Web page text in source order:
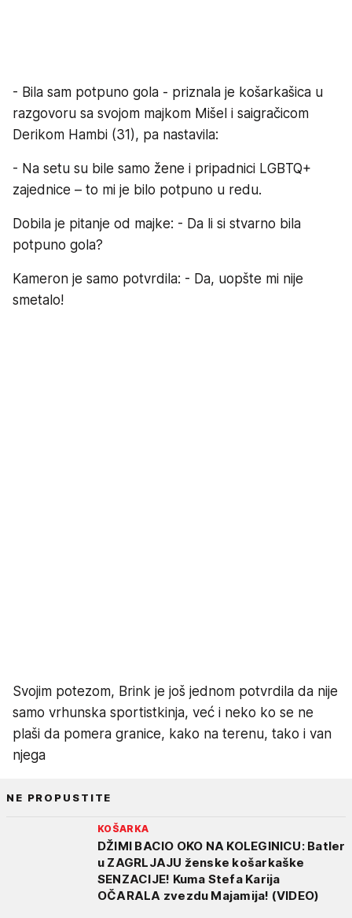
- Bila sam potpuno gola - priznala je košarkašica u
razgovoru sa svojom majkom Mišel i saigračicom
Derikom Hambi (31), pa nastavila:
- Na setu su bile samo žene i pripadnici LGBTQ+
zajednice – to mi je bilo potpuno u redu.
Dobila je pitanje od majke: - Da li si stvarno bila
potpuno gola?
Kameron je samo potvrdila: - Da, uopšte mi nije
smetalo!
Svojim potezom, Brink je još jednom potvrdila da nije
samo vrhunska sportistkinja, već i neko ko se ne
plaši da pomera granice, kako na terenu, tako i van
njega
NE PROPUSTITE
KOŠARKA
DŽIMI BACIO OKO NA KOLEGINICU: Batler
u ZAGRLJAJU ženske košarkaške
SENZACIJE! Kuma Stefa Karija
OČARALA zvezdu Majamija! (VIDEO)